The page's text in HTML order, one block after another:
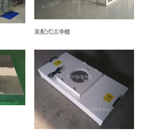
装配式洁净棚